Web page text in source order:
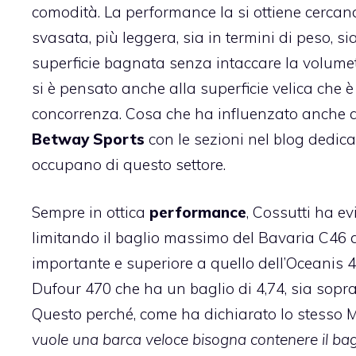
comodità. La performance la si ottiene
svasata, più leggera, sia in termini di peso,
superficie bagnata senza intaccare la
si è pensato anche alla superficie velica che
concorrenza. Cosa che ha influenzato
Betway Sports con le sezioni nel blog
occupano di questo settore.
Sempre in ottica performance, Cossutti ha
limitando il baglio massimo del Bavaria C46
importante e superiore a quello dell’Oceanis
Dufour 470 che ha un baglio di 4,74, sia
Questo perché, come ha dichiarato lo stesso
vuole una barca veloce bisogna contenere il